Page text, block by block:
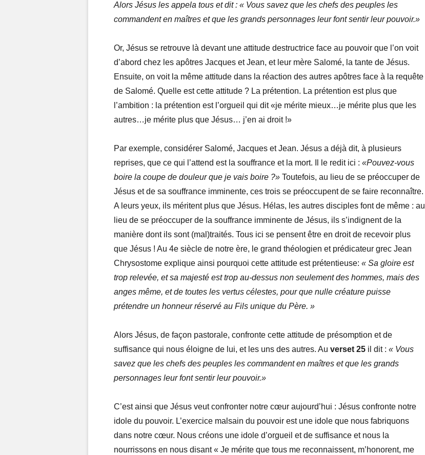
Alors Jésus les appela tous et dit : « Vous savez que les chefs des peuples les
commandent en maîtres et que les grands personnages leur font sentir leur pouvoir.»
Or, Jésus se retrouve là devant une attitude destructrice face au pouvoir que l’on voit
d’abord chez les apôtres Jacques et Jean, et leur mère Salomé, la tante de Jésus.
Ensuite, on voit la même attitude dans la réaction des autres apôtres face à la requête
de Salomé. Quelle est cette attitude ? La prétention. La prétention est plus que
l’ambition : la prétention est l’orgueil qui dit «je mérite mieux…je mérite plus que les
autres…je mérite plus que Jésus… j’en ai droit !»
Par exemple, considérer Salomé, Jacques et Jean. Jésus a déjà dit, à plusieurs
reprises, que ce qui l’attend est la souffrance et la mort. Il le redit ici : «Pouvez-vous
boire la coupe de douleur que je vais boire ?» Toutefois, au lieu de se préoccuper de
Jésus et de sa souffrance imminente, ces trois se préoccupent de se faire reconnaître.
A leurs yeux, ils méritent plus que Jésus. Hélas, les autres disciples font de même : au
lieu de se préoccuper de la souffrance imminente de Jésus, ils s’indignent de la
manière dont ils sont (mal)traités. Tous ici se pensent être en droit de recevoir plus
que Jésus ! Au 4e siècle de notre ère, le grand théologien et prédicateur grec Jean
Chrysostome explique ainsi pourquoi cette attitude est prétentieuse: « Sa gloire est
trop relevée, et sa majesté est trop au-dessus non seulement des hommes, mais des
anges même, et de toutes les vertus célestes, pour que nulle créature puisse
prétendre un honneur réservé au Fils unique du Père. »
Alors Jésus, de façon pastorale, confronte cette attitude de présomption et de
suffisance qui nous éloigne de lui, et les uns des autres. Au verset 25 il dit : « Vous
savez que les chefs des peuples les commandent en maîtres et que les grands
personnages leur font sentir leur pouvoir.»
C’est ainsi que Jésus veut confronter notre cœur aujourd’hui : Jésus confronte notre
idole du pouvoir. L’exercice malsain du pouvoir est une idole que nous fabriquons
dans notre cœur. Nous créons une idole d’orgueil et de suffisance et nous la
nourrissons en nous disant « Je mérite que tous me reconnaissent, m’honorent, me